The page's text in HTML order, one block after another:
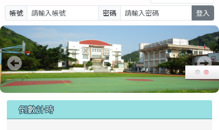
帳號
密碼 登入
上中區域內容
倒數計時
頁尾區域